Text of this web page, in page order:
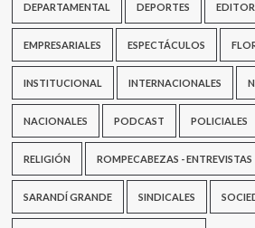
DEPARTAMENTAL DEPORTES
EMPRESARIALES ESPECTÁCULOS
INSTITUCIONAL INTERNACIONALES
NACIONALES PODCAST POLICIALES
RELIGIÓN ROMPECABEZAS - ENTREVISTAS
SARANDÍ GRANDE SINDICALES